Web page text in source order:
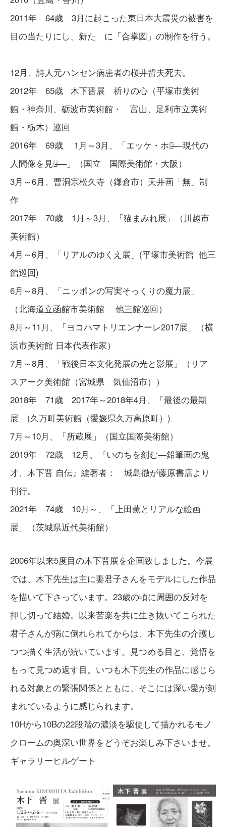
2011年 64歳 3月に起こった東日本大震災の被害を
目の当たりにし、新た に「合掌図」の制作を行う。
12月、詩人元ハンセン病患者の桜井哲夫死去。
2012年 65歳 木下晋展 祈りの心（平塚市美術
館・神奈川、砺波市美術館・ 富山、足利市立美術
館・栃木）巡回
2016年 69歳 1月～3月、「エッケ・ホモ̶―現代の
人間像を見よ̶―」（国立 国際美術館・大阪）
3月～6月、曹洞宗松久寺（鎌倉市）天井画「無」制
作
2017年 70歳 1月～3月、「猫まみれ展」（川越市
美術館）
4月～6月、「リアルのゆくえ展」(平塚市美術館 他三
館巡回)
6月～8月、「ニッポンの写実そっくりの魔力展」
（北海道立函館市美術館 他三館巡回）
8月～11月、「ヨコハマトリエンナーレ2017展」（横
浜市美術館 日本代表作家）
7月～8月、「戦後日本文化発展の光と影展」（リア
スアーク美術館（宮城県 気仙沼市））
2018年 71歳 2017年～2018年4月、「最後の最期
展」(久万町美術館（愛媛県久万高原町）)
7月～10月、「所蔵展」（国立国際美術館）
2019年 72歳 12月、『いのちを刻む―鉛筆画の鬼
才、木下晋 自伝』編著者： 城島徹が藤原書店より
刊行。
2021年 74歳 10月～、「上田薫とリアルな絵画
展」（茨城県近代美術館）
2006年以来5度目の木下晋展を企画致しました。今展
では、木下先生は主に妻君子さんをモデルにした作品
を描いて下さっています。23歳の頃に周囲の反対を
押し切って結婚。以来苦楽を共に生き抜いてこられた
君子さんが病に倒れられてからは、木下先生の介護し
つつ描く生活が続いています。見つめる目と、覚悟を
もって見つめ返す目。いつも木下先生の作品に感じら
れる対象との緊張関係とともに、そこには深い愛が刻
まれているように感じられます。
10Hから10Bの22段階の濃淡を駆使して描かれるモノ
クロームの奥深い世界をどうぞお楽しみ下さいませ。
ギャラリーヒルゲート